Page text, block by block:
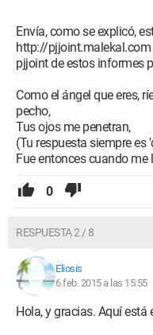
Envía, como se explicó,
http://pjjoint.malekal.com
pjjoint de estos informes
Como el ángel que eres,
pecho,
Tus ojos me penetran,
(Tu respuesta siempre es
Fue entonces cuando me
0
RESPUESTA 2 / 8
Eliosis
6 feb. 2015 a las 15:55
Hola, y gracias. Aquí está